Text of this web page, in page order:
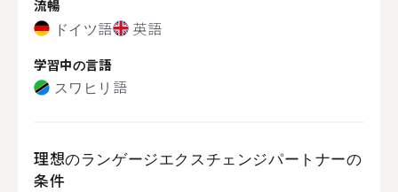
流暢
ドイツ語 英語
学習中の言語
スワヒリ語
理想のランゲージエクスチェンジパートナーの
条件